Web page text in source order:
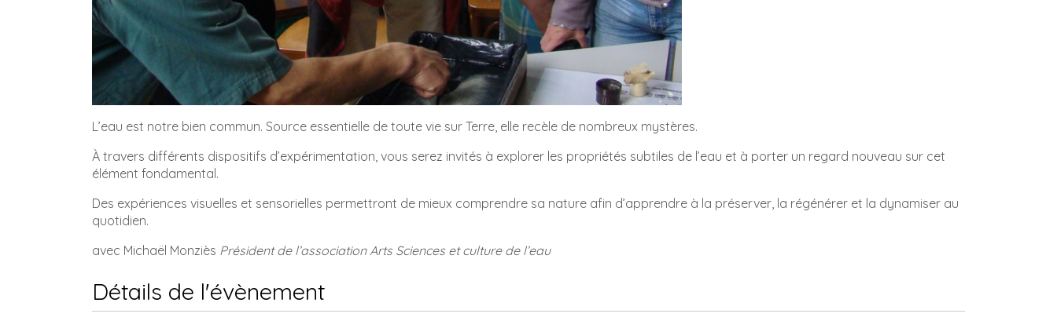
L’eau est notre bien commun. Source essentielle de toute vie sur Terre, elle recèle de nombreux mystères.
À travers différents dispositifs d’expérimentation, vous serez invités à explorer les propriétés subtiles de l’eau et à porter un regard nouveau sur cet
élément fondamental.
Des expériences visuelles et sensorielles permettront de mieux comprendre sa nature afin d’apprendre à la préserver, la régénérer et la dynamiser au
quotidien.
avec Michaël Monziès Président de l’association Arts Sciences et culture de l’eau
Détails de l'évènement